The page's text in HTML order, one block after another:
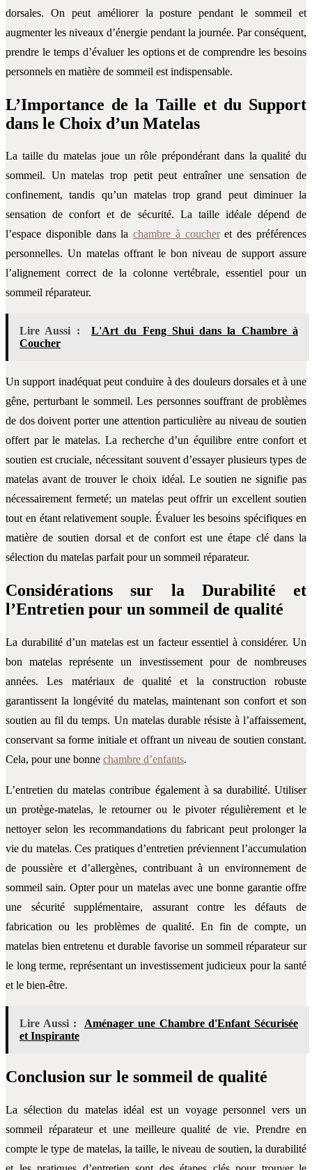
dorsales. On peut améliorer la posture pendant le sommeil et
augmenter les niveaux d’énergie pendant la journée. Par conséquent,
prendre le temps d’évaluer les options et de comprendre les besoins
personnels en matière de sommeil est indispensable.
L’Importance de la Taille et du Support
dans le Choix d’un Matelas
La taille du matelas joue un rôle prépondérant dans la qualité du
sommeil. Un matelas trop petit peut entraîner une sensation de
confinement, tandis qu’un matelas trop grand peut diminuer la
sensation de confort et de sécurité. La taille idéale dépend de
l’espace disponible dans lachambre à coucheret des préférences
personnelles. Un matelas offrant le bon niveau de support assure
l’alignement correct de la colonne vertébrale, essentiel pour un
sommeil réparateur.
Lire Aussi :
L'Art du Feng Shui dans la Chambre à
Coucher
Un support inadéquat peut conduire à des douleurs dorsales et à une
gêne, perturbant le sommeil. Les personnes souffrant de problèmes
de dos doivent porter une attention particulière au niveau de soutien
offert par le matelas. La recherche d’un équilibre entre confort et
soutien est cruciale, nécessitant souvent d’essayer plusieurs types de
matelas avant de trouver le choix idéal. Le soutien ne signifie pas
nécessairement fermeté; un matelas peut offrir un excellent soutien
tout en étant relativement souple. Évaluer les besoins spécifiques en
matière de soutien dorsal et de confort est une étape clé dans la
sélection du matelas parfait pour un sommeil réparateur.
Considérations sur la Durabilité et
l’Entretien pour un sommeil de qualité
La durabilité d’un matelas est un facteur essentiel à considérer. Un
bon matelas représente un investissement pour de nombreuses
années. Les matériaux de qualité et la construction robuste
garantissent la longévité du matelas, maintenant son confort et son
soutien au fil du temps. Un matelas durable résiste à l’affaissement,
conservant sa forme initiale et offrant un niveau de soutien constant.
Cela, pour une bonne chambre d’enfants.
L’entretien du matelas contribue également à sa durabilité. Utiliser
un protège-matelas, le retourner ou le pivoter régulièrement et le
nettoyer selon les recommandations du fabricant peut prolonger la
vie du matelas. Ces pratiques d’entretien préviennent l’accumulation
de poussière et d’allergènes, contribuant à un environnement de
sommeil sain. Opter pour un matelas avec une bonne garantie offre
une sécurité supplémentaire, assurant contre les défauts de
fabrication ou les problèmes de qualité. En fin de compte, un
matelas bien entretenu et durable favorise un sommeil réparateur sur
le long terme, représentant un investissement judicieux pour la santé
et le bien-être.
Lire Aussi :
Aménager une Chambre d'Enfant Sécurisée
et Inspirante
Conclusion sur le sommeil de qualité
La sélection du matelas idéal est un voyage personnel vers un
sommeil réparateur et une meilleure qualité de vie. Prendre en
compte le type de matelas, la taille, le niveau de soutien, la durabilité